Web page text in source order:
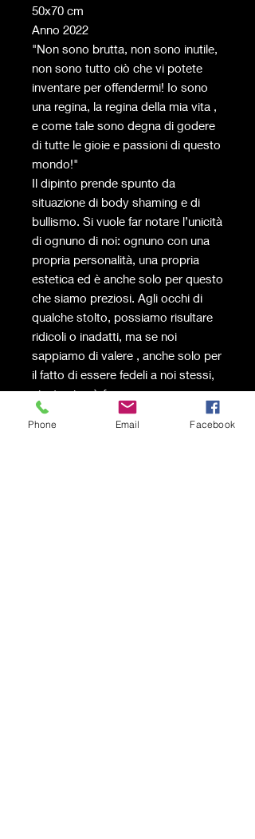
50x70 cm
Anno 2022
"Non sono brutta, non sono inutile,
non sono tutto ciò che vi potete
inventare per offendermi! Io sono
una regina, la regina della mia vita ,
e come tale sono degna di godere
di tutte le gioie e passioni di questo
mondo!"
Il dipinto prende spunto da
situazione di body shaming e di
bullismo. Si vuole far notare l’unicità
di ognuno di noi: ognuno con una
propria personalità, una propria
estetica ed è anche solo per questo
che siamo preziosi. Agli occhi di
qualche stolto, possiamo risultare
ridicoli o inadatti, ma se noi
sappiamo di valere , anche solo per
il fatto di essere fedeli a noi stessi,
niente ci può far pensare
diversamente!
L’espressione crucciata della
Phone Email Facebook